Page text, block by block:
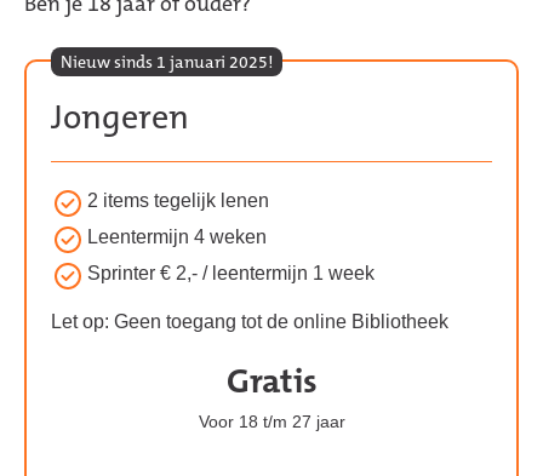
Nieuw sinds 1 januari 2025!
Jongeren
Voordelen
van
het
abonnement:
2 items tegelijk lenen
Leentermijn 4 weken
Sprinter € 2,- / leentermijn 1 week
Let op: Geen toegang tot de online Bibliotheek
Kosten
van
Gratis
Voor 18 t/m 27 jaar